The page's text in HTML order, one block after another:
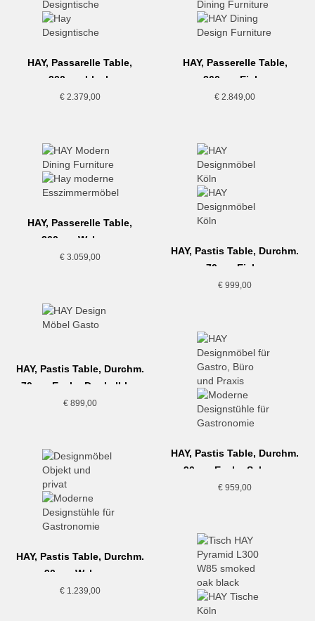
HAY, Passarelle Table,
200cm, black
€2.379,00
HAY, Passerelle Table,
260cm, Eiche
€ 2.849,00
HAY, Passerelle Table,
260cm, Walnuss
€3.059,00
HAY, Pastis Table, Durchm.
70cm, Eiche
€ 999,00
HAY, Pastis Table, Durchm.
70cm, Esche Dunkelblau
€899,00
HAY, Pastis Table, Durchm.
90cm, Esche Schwarz
€ 959,00
HAY, Pastis Table, Durchm.
90cm, Walnuss
€1.239,00